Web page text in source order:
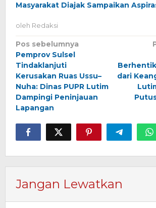
Masyarakat Diajak Sampaikan
oleh Redaksi
Navigasi
pos
Pos sebelumnya
Pemprov Sulsel
Tindaklanjuti
Kerusakan Ruas Ussu–
Nuha: Dinas PUPR Lutim
Dampingi Peninjauan
Lapangan
dari
Jangan Lewatkan